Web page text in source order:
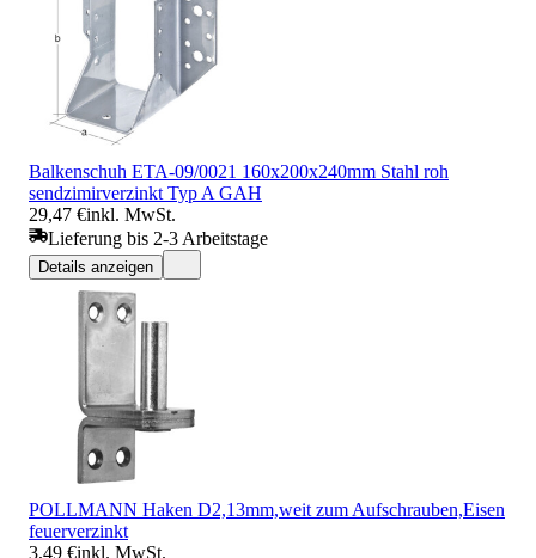
Balkenschuh ETA-09/0021 160x200x240mm Stahl roh
sendzimirverzinkt Typ A GAH
29,47 €inkl. MwSt.
Lieferung bis 2-3 Arbeitstage
Details anzeigen
POLLMANN Haken D2,13mm,weit zum Aufschrauben,Eisen
feuerverzinkt
3,49 €inkl. MwSt.